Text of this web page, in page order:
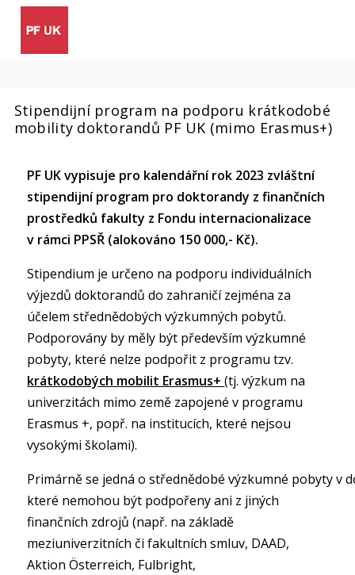
Stipendijní program na podporu krátkodobé
mobility doktorandů PF UK (mimo Erasmus+)
PF UK vypisuje pro kalendářní rok 2023 zvláštní
stipendijní program pro doktorandy z finančních
prostředků fakulty z Fondu internacionalizace
v rámci PPSŘ (alokováno 150 000,- Kč).
Stipendium je určeno na podporu individuálních
výjezdů doktorandů do zahraničí zejména za
účelem střednědobých výzkumných pobytů.
Podporovány by měly být především výzkumné
pobyty, které nelze podpořit z programu tzv.
krátkodobých mobilit Erasmus+(tj. výzkum na
univerzitách mimo země zapojené v programu
Erasmus +, popř. na institucích, které nejsou
vysokými školami).
Primárně se jedná o střednědobé výzkumné pobyty v
které nemohou být podpořeny ani z jiných
finančních zdrojů (např. na základě
meziuniverzitních či fakultních smluv, DAAD,
Aktion Österreich, Fulbright,